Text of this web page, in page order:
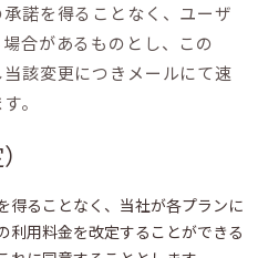
諾を得ることなく、ユーザ
合があるものとし、この
該変更につきメールにて速
。
得ることなく、当社が各プランに
利用料金を改定することができる